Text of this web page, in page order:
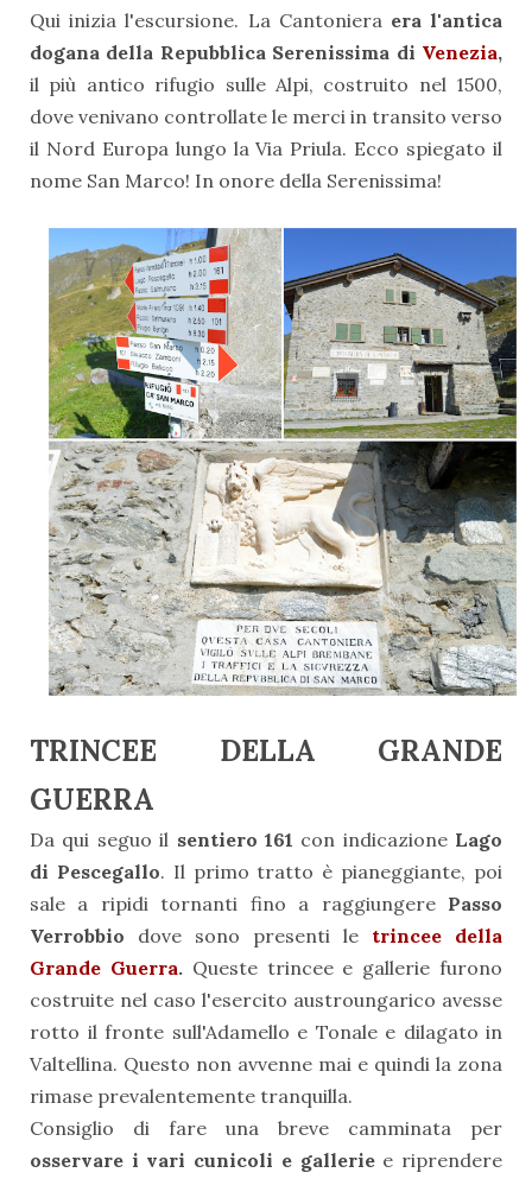
Qui inizia l'escursione. La Cantoniera era l'antica
dogana della Repubblica Serenissima di Venezia,
il più antico rifugio sulle Alpi, costruito nel 1500,
dove venivano controllate le merci in transito verso
il Nord Europa lungo la Via Priula. Ecco spiegato il
nome San Marco! In onore della Serenissima!
TRINCEE DELLA GRANDE
GUERRA
Da qui seguo il sentiero 161 con indicazione Lago
di Pescegallo. Il primo tratto è pianeggiante, poi
sale a ripidi tornanti fino a raggiungere Passo
Verrobbio dove sono presenti le trincee della
Grande Guerra. Queste trincee e gallerie furono
costruite nel caso l'esercito austroungarico avesse
rotto il fronte sull'Adamello e Tonale e dilagato in
Valtellina. Questo non avvenne mai e quindi la zona
rimase prevalentemente tranquilla.
Consiglio di fare una breve camminata per
osservare i vari cunicoli e galleriee riprendere